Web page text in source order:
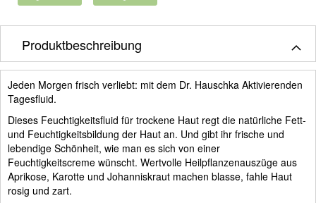
Produktbeschreibung
Jeden Morgen frisch verliebt: mit dem Dr. Hauschka Aktivierenden
Tagesfluid.
Dieses Feuchtigkeitsfluid für trockene Haut regt die natürliche Fett-
und Feuchtigkeitsbildung der Haut an. Und gibt ihr frische und
lebendige Schönheit, wie man es sich von einer
Feuchtigkeitscreme wünscht. Wertvolle Heilpflanzenauszüge aus
Aprikose, Karotte und Johanniskraut machen blasse, fahle Haut
rosig und zart.